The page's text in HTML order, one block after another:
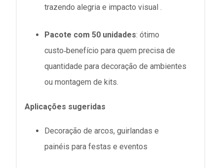
trazendo alegria e impacto visual .
Pacote com 50 unidades: ótimo
custo‑benefício para quem precisa de
quantidade para decoração de ambientes
ou montagem de kits.
Aplicações sugeridas
Decoração de arcos, guirlandas e
painéis para festas e eventos